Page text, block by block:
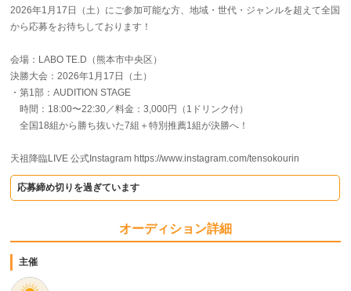
2026年1月17日（土）にご参加可能な方、地域・世代・ジャンルを超えて全国
から応募をお待ちしております！
会場：LABO TE.D（熊本市中央区）
決勝大会：2026年1月17日（土）
・第1部：AUDITION STAGE
時間：18:00〜22:30／料金：3,000円（1ドリンク付）
全国18組から勝ち抜いた7組＋特別推薦1組が決勝へ！
天祖降臨LIVE 公式Instagram https://www.instagram.com/tensokourin
応募締め切りを過ぎています
オーディション詳細
主催